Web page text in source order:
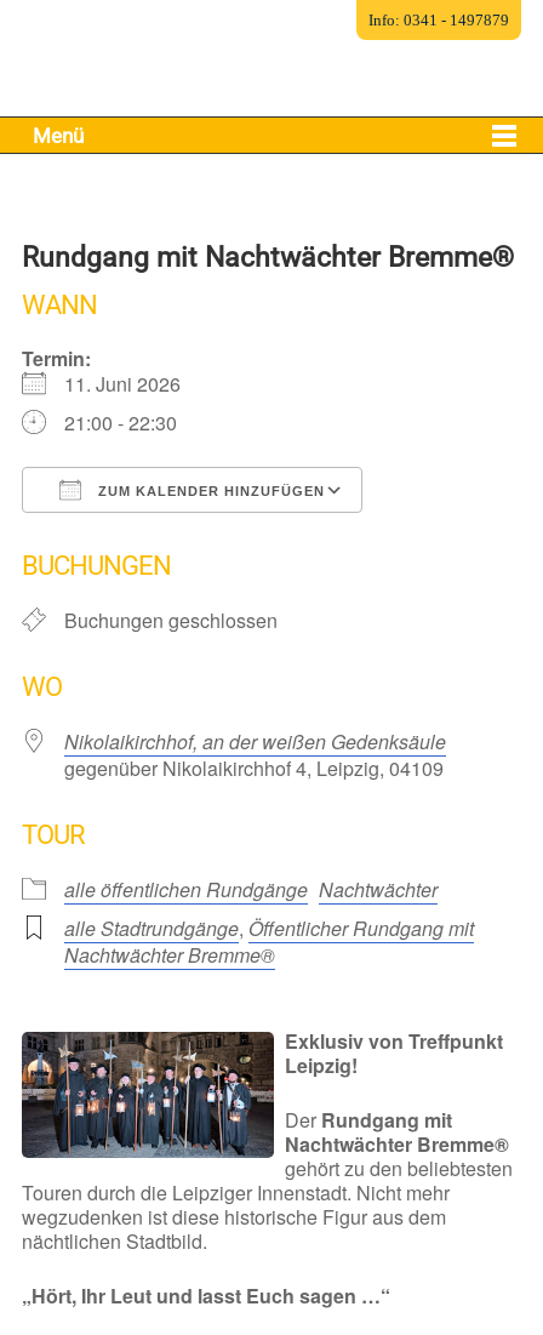
Menü
Rundgang mit Nachtwächter Bremme®
WANN
Termin:
11. Juni 2026
21:00 - 22:30
ZUM KALENDER HINZUFÜGEN
BUCHUNGEN
Buchungen geschlossen
WO
Nikolaikirchhof, an der weißen Gedenksäule
gegenüber Nikolaikirchhof 4, Leipzig, 04109
TOUR
alle öffentlichen Rundgänge Nachtwächter
alle Stadtrundgänge, Öffentlicher Rundgang mit
Nachtwächter Bremme®
Exklusiv von Treffpunkt
Leipzig!
Der Rundgang mit
Nachtwächter Bremme®
gehört zu den beliebtesten
Touren durch die Leipziger Innenstadt. Nicht mehr
wegzudenken ist diese historische Figur aus dem
nächtlichen Stadtbild.
„Hört, Ihr Leut und lasst Euch sagen …“
Info: 0341 - 1497879